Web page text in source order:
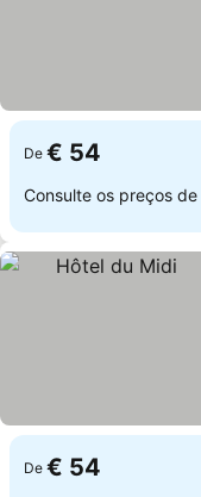
De € 54
Consulte os preços de
De € 54